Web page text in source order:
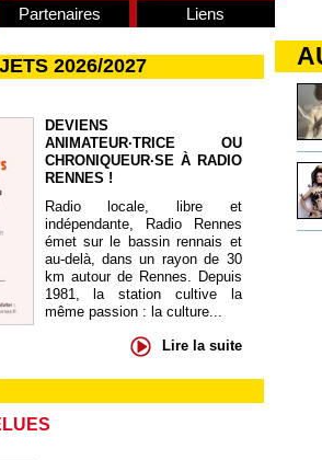
Partenaires Liens
2026/2027
DEVIENS
ANIMATEUR·TRICE OU
CHRONIQUEUR·SE À RADIO
RENNES !
Radio locale, libre et
indépendante, Radio Rennes
émet sur le bassin rennais et
au-delà, dans un rayon de 30
km autour de Rennes. Depuis
1981, la station cultive la
même passion : la culture...
Lire la suite